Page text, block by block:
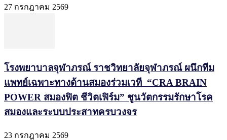
27 กรกฎาคม 2569
โรงพยาบาลจุฬาภรณ์ ราชวิทยาลัยจุฬาภรณ์ ผนึกทีม
แพทย์เฉพาะทางด้านสมองร่วมเวที “CRA BRAIN
POWER สมองฟิต ชีวิตเฟิร์ม” ชูนวัตกรรมรักษาโรค
สมองและระบบประสาทครบวงจร
23 กรกฎาคม 2569